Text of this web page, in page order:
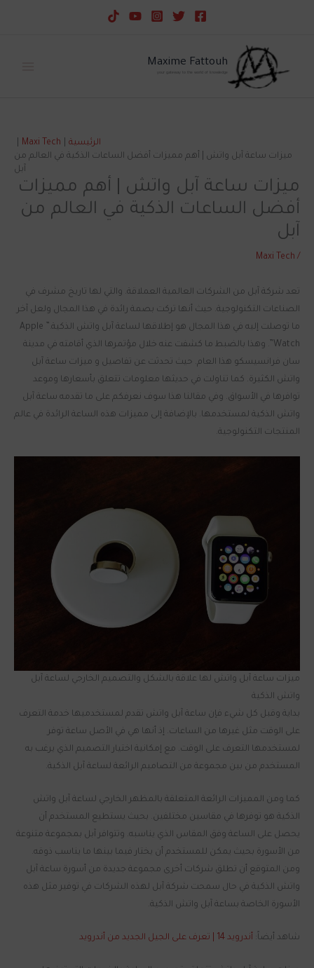
Maxime Fattouh
your gateway to the world of knowledge
الرئيسية
Maxi Tech
ميزات ساعة آبل واتش | أهم مميزات أفضل الساعات الذكية في العالم من
آبل
ميزات ساعة آبل واتش | أهم مميزات
أفضل الساعات الذكية في العالم من
آبل
/
Maxi Tech
تعد شركة آبل من الشركات العالمية العملاقة. والتي لها تاريخ مشرف في
الصناعات التكنولوجية. حيث أنها تركت بصمة رائدة في هذا المجال ولعل آخر
ما توصلت إليه في هذا المجال هو إطلاقها لساعة آبل واتش الذكية.” Apple
Watch”. وهذا بالضبط ما كشفت عنه خلال مؤتمرها الذي أقامته في مدينة
سان فرانسيسكو هذا العام. حيث تحدثت عن تفاصيل و ميزات ساعة آبل
واتش الكثيرة. كما تناولت في حديثها معلومات تتعلق بأسعارها وموعد
توافرها في الأسواق. وفي مقالنا هذا سوف نعرفكم على ما تقدمه ساعة آبل
واتش الذكية لمستخدمها. بالإضافة إلى مميزات هذه الساعة الرائدة في عالم
المنتجات التكنولوجية.
ميزات ساعة آبل واتش لها علاقة بالشكل والتصميم الخارجي لساعة آبل
واتش الذكية
بداية وقبل كل شيء فإن ساعة آبل واتش تقدم لمستخدميها خدمة التعرف
على الوقت مثل غيرها من الساعات. إذ أنها هي في الأصل ساعة توفر
لمستخدمها التعرف على الوقت. مع إمكانية اختيار التصميم الذي يرغب به
المستخدم من بين مجموعة من التصاميم الرائعة لساعة آبل الذكية.
كما ومن المميزات الرائعة المتعلقة بالمظهر الخارجي لساعة آبل واتش
الذكية هو توفرها في مقاسين مختلفين. بحيث يستطيع المستخدم أن
يحصل على الساعة وفق المقاس الذي يناسبه. وتتوافر آبل بمجموعة متنوعة
من الأسورة بحيث يمكن للمستخدم أن يختار فيما بينها ما يناسب ذوقه.
ومن المتوقع أن تطلق شركات أخرى مجموعة جديدة من أسورة ساعة آبل
واتش الذكية في حال سمحت شركة آبل لهذه الشركات في توفير مثل هذه
الأسورة الخاصة بساعة آبل واتش الذكية.
شاهد أيضاً: أندرويد 14 | تعرف على الجيل الجديد من أندرويد